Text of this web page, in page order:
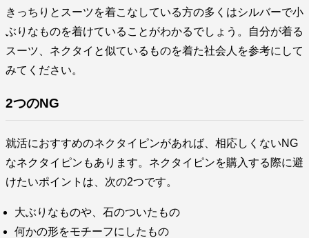
きっちりとスーツを着こなしている方の多くはシルバーで小
ぶりなものを着けていることがわかるでしょう。自分が着る
スーツ、ネクタイと似ているものを着た社会人を参考にして
みてください。
2つのNG
就活におすすめのネクタイピンがあれば、相応しくないNG
なネクタイピンもあります。ネクタイピンを購入する際に避
けたいポイントは、次の2つです。
大ぶりなものや、石のついたもの
何かの形をモチーフにしたもの